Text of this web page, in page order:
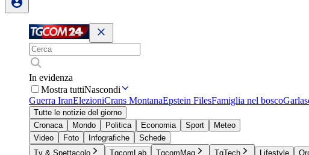
In evidenza
Mostra tuttiNascondi
Guerra IranElezioniCrans MontanaEpstein FilesFamiglia nel bosco
Tutte le notizie del giorno
Cronaca
Mondo Politica Economia Sport
Meteo
Video
Foto Infografiche
Schede
Tv & Spettacolo
TgcomLab TgcomMag TgTech Lifestyle